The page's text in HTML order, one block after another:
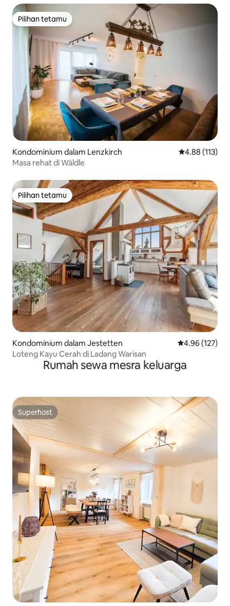
Pilihan tetamu
Pilihan tetamu
Kondominium dalam Lenzkirch Penarafan
4.88 (113)
Masa rehat di Wäldle
Pilihan tetamu
Pilihan tetamu
Kondominium dalam Jestetten Penarafan
4.96 (127)
Loteng Kayu Cerah di Ladang Warisan
Rumah sewa mesra keluarga
Superhost
Superhost